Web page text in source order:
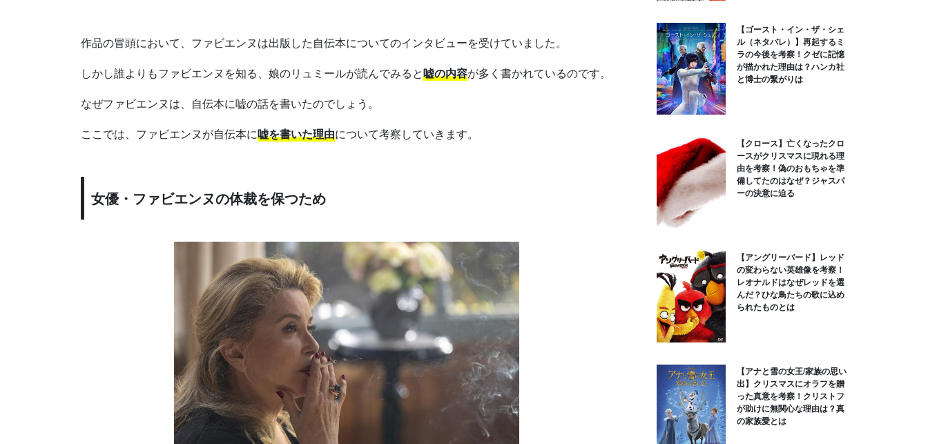
作品の冒頭において、ファビエンヌは出版した自伝本についてのインタビューを受けていました。
しかし誰よりもファビエンヌを知る、娘のリュミールが読んでみると嘘の内容が多く書かれているのです。
なぜファビエンヌは、自伝本に嘘の話を書いたのでしょう。
ここでは、ファビエンヌが自伝本に嘘を書いた理由について考察していきます。
女優・ファビエンヌの体裁を保つため
【ゴースト・イン・ザ・シェ
ル（ネタバレ）】再起するミ
ラの今後を考察！クゼに記憶
が描かれた理由は？ハンカ社
と博士の繋がりは
【クロース】亡くなったクロ
ースがクリスマスに現れる理
由を考察！偽のおもちゃを準
備してたのはなぜ？ジャスパ
ーの決意に迫る
【アングリーバード】レッド
の変わらない英雄像を考察！
レオナルドはなぜレッドを選
んだ？ひな鳥たちの歌に込め
られたものとは
【アナと雪の女王/家族の思い
出】クリスマスにオラフを贈
った真意を考察！クリストフ
が助けに無関心な理由は？真
の家族愛とは